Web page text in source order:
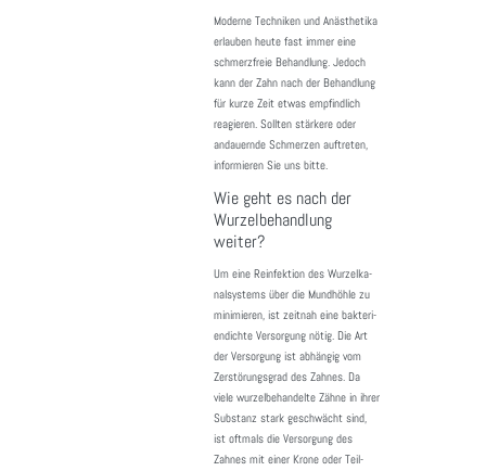
Moderne Tech­niken und Anäs­the­tika
erlauben heute fast immer eine
schmerz­freie Behand­lung. Jedoch
kann der Zahn nach der Behand­lung
für kurze Zeit etwas empfind­lich
reagieren. Sollten stär­kere oder
andau­ernde Schmerzen auftreten,
infor­mieren Sie uns bitte.
Wie geht es nach der
Wurzelbehandlung
weiter?
Um eine Reinfek­tion des Wurzel­ka­
nal­sys­tems über die Mund­höhle zu
mini­mieren, ist zeitnah eine bakte­ri­
en­dichte Versor­gung nötig. Die Art
der Versor­gung ist abhängig vom
Zerstö­rungs­grad des Zahnes. Da
viele wurzel­be­han­delte Zähne in ihrer
Substanz stark geschwächt sind,
ist oftmals die Versor­gung des
Zahnes mit einer Krone oder Teil­